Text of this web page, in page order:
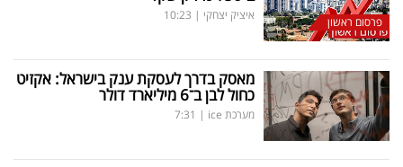
פרסום ראשון איציק יצחקי |
10:23
מאסק בדרך לעסקת ענק בישראל: אקזיט
כחול לבן ב־6 מיליארד דולר
מערכת ice |
7:31